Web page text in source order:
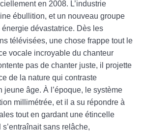
en 2008. L’industrie
ébullition, et un nouveau groupe
dévastatrice. Dès les
télévisées, une chose frappe tout le
vocale incroyable du chanteur
pas de chanter juste, il projette
de la nature qui contraste
jeune âge. À l’époque, le système
millimétrée, et il a su répondre à
tout en gardant une étincelle
sans relâche,